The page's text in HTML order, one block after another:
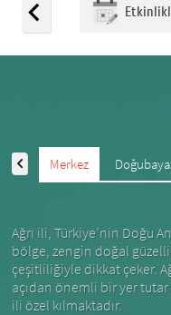
Merkez
Ağrı ili, Türkiye’nin Doğu
bölge, zengin doğal
çeşitliliğiyle dikkat çeker.
açıdan önemli bir yer
ili özel kılmaktadır.